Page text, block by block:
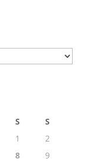
S
S
1
2
8
9